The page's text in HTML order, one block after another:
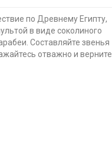
по Древнему Египту,
в виде соколиного
Составляйте звенья
отважно и верните